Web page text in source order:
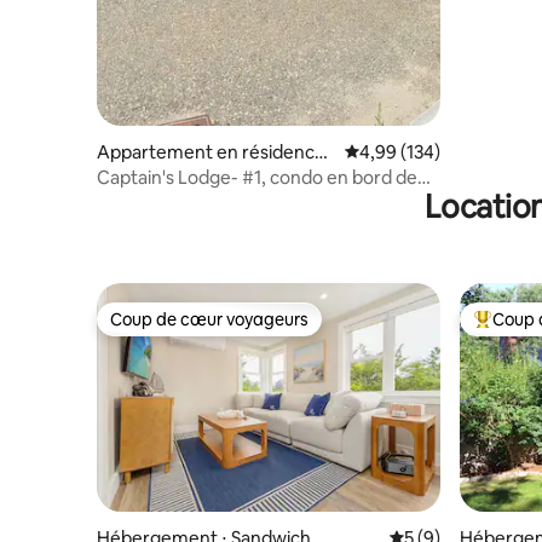
Appartement en résidence ⋅
Plymouth
Évaluation moyenne
4,99 (134)
Captain's Lodge- #1, condo en bord de
Coup de cœur voyageurs
Coup de cœur voyageurs Coups
Coup